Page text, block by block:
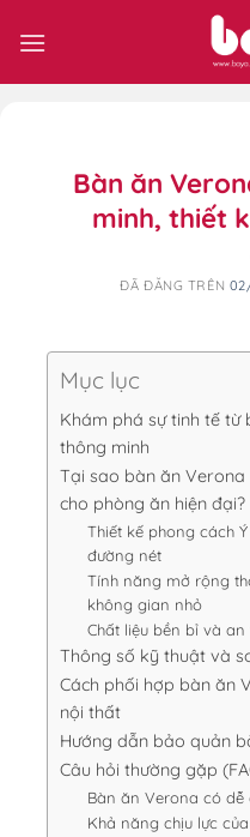
đến
Bàn ăn
minh, thiết
ĐÃ ĐĂNG TRÊN
Mục lục
Khám phá sự tinh tế
thông minh
Tại sao bàn ăn
cho phòng ăn hiện đại?
Thiết kế phong cách
đường nét
Tính năng mở rộng
không gian nhỏ
Chất liệu bền bỉ và
Thông số kỹ thuật và
Cách phối hợp bàn ăn
nội thất
Hướng dẫn bảo quản
Câu hỏi thường gặp
Bàn ăn Verona có
Khả năng chịu lực